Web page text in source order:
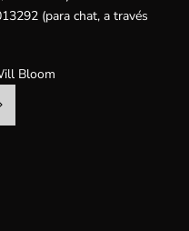
(para chat, a través
Bloom